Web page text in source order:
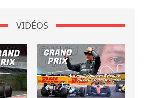
VIDÉOS